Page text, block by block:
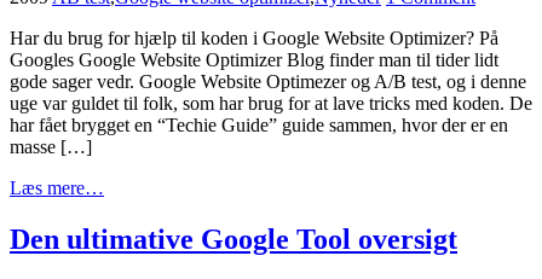
Har du brug for hjælp til koden i Google Website Optimizer? På
Googles Google Website Optimizer Blog finder man til tider lidt
gode sager vedr. Google Website Optimezer og A/B test, og i denne
uge var guldet til folk, som har brug for at lave tricks med koden. De
har fået brygget en “Techie Guide” guide sammen, hvor der er en
masse […]
Læs mere…
Den ultimative Google Tool oversigt